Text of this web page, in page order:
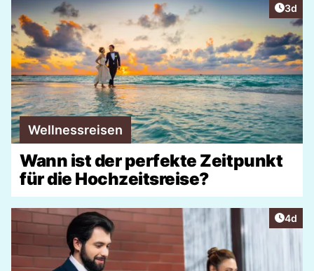
3d
Wellnessreisen
Wann ist der perfekte Zeitpunkt
für die Hochzeitsreise?
4d